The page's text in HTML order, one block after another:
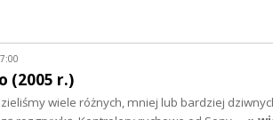
(2005 r.)
wiele różnych, mniej lub bardziej